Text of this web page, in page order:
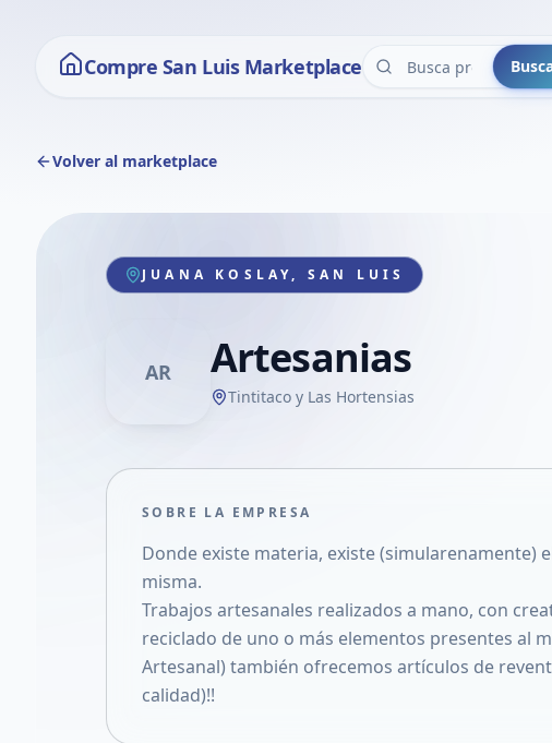
Compre San Luis Marketplace
Volver al marketplace
JUANA KOSLAY, SAN LUIS
AR Artesanias
Tintitaco y Las Hortensias
SOBRE LA EMPRESA
Donde existe materia, existe (simularenamente)
misma.
Trabajos artesanales realizados a mano, con
reciclado de uno o más elementos presentes al
Artesanal) también ofrecemos artículos de
calidad)!!